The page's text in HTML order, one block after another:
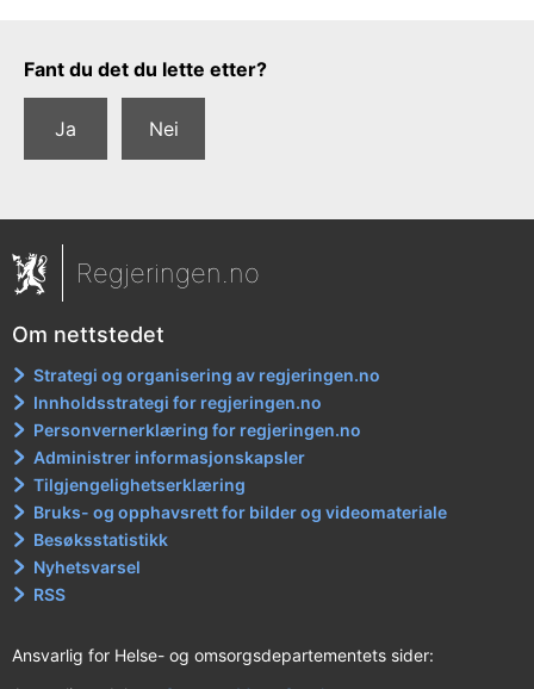
Tilbakemeldingsskjema
Fant du det du lette etter?
Ja Nei
Regjeringen.no
Om nettstedet
Strategi og organisering av regjeringen.no
Innholdsstrategi for regjeringen.no
Personvernerklæring for regjeringen.no
Administrer informasjonskapsler
Tilgjengelighetserklæring
Bruks- og opphavsrett for bilder og videomateriale
Besøksstatistikk
Nyhetsvarsel
RSS
Ansvarlig for Helse- og omsorgsdepartementets sider: